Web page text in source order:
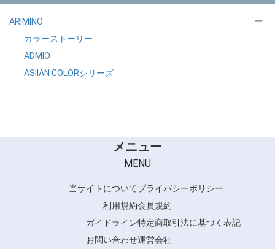
ARIMINO
カラーストーリー
ADMIO
ASIIAN COLORシリーズ
ー
メニュー
MENU
当サイトについてプライバシーポリシー
利用規約会員規約
ガイドライン特定商取引法に基づく表記
お問い合わせ運営会社